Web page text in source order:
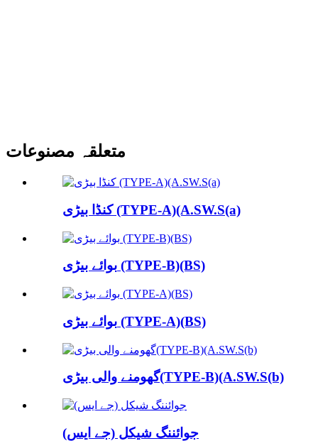
متعلقہ مصنوعات
کنڈا بیڑی (TYPE-A)(A.SW.S(a)
بوائے بیڑی (TYPE-B)(BS)
بوائے بیڑی (TYPE-A)(BS)
گھومنے والی بیڑی(TYPE-B)(A.SW.S(b)
جوائننگ شیکل (جے ایس)